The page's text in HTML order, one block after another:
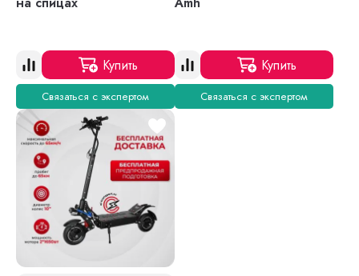
Купить
Связаться с экспертом
Купить
Связаться с экспертом